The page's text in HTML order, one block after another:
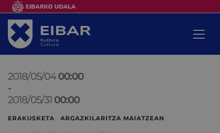
2018/05/0400:00
-
2018/05/31 00:00
ERAKUSKETA ARGAZKILARITZA MAIATZEAN